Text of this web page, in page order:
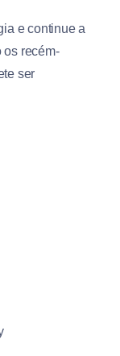
e continue a
os recém-
ser